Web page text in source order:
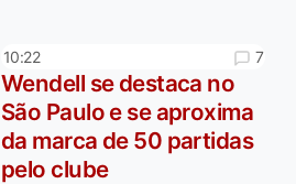
10:22 7
Wendell se destaca no
São Paulo e se aproxima
da marca de 50 partidas
pelo clube